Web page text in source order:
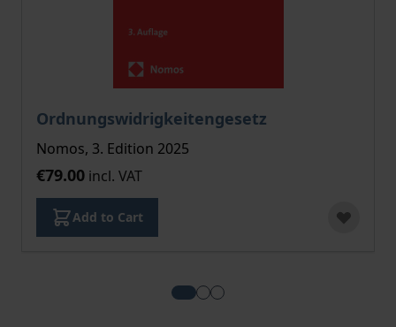
Ordnungswidrigkeitengesetz
Nomos, 3. Edition 2025
€79.00 incl. VAT
Add to Cart
View more about
View more about StPO
View more about